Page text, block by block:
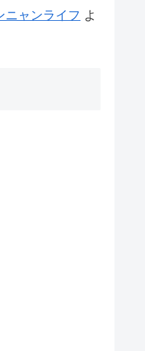
ニャンライフ よ